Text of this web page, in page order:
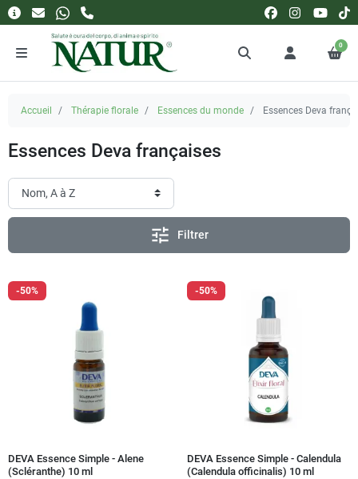
0
Accueil Thérapie florale Essences du monde Essences Deva
Essences Deva françaises
tune Filtrer
-50%
DEVA Essence Simple - Alene
(Scléranthe) 10 ml
-50%
DEVA Essence Simple - Calendula
(Calendula officinalis) 10 ml